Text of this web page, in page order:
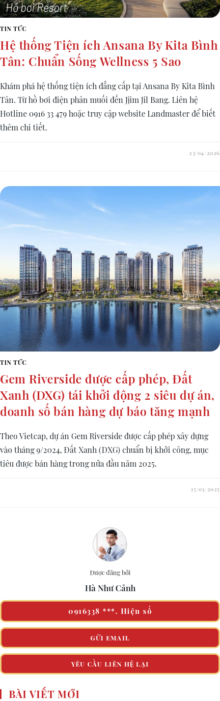
TIN TỨC
Hệ thống Tiện ích Ansana By Kita Bình
Tân: Chuẩn Sống Wellness 5 Sao
Khám phá hệ thống tiện ích đẳng cấp tại Ansana By Kita Bình
Tân. Từ hồ bơi điện phân muối đến Jjim Jil Bang. Liên hệ
Hotline 0916 33 479 hoặc truy cập website Landmaster để biết
thêm chi tiết.
23/04/2026
TIN TỨC
Gem Riverside được cấp phép, Đất
Xanh (DXG) tái khởi động 2 siêu dự án,
doanh số bán hàng dự báo tăng mạnh
Theo Vietcap, dự án Gem Riverside được cấp phép xây dựng
vào tháng 9/2024, Đất Xanh (DXG) chuẩn bị khởi công, mục
tiêu được bán hàng trong nửa đầu năm 2025.
15/03/2025
Được đăng bởi
Hà Như Cảnh
0916338 ***. Hiện số
GỬI EMAIL
YÊU CẦU LIÊN HỆ LẠI
BÀI VIẾT MỚI